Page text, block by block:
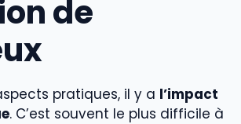
de
pratiques, il y a l’impact
. C’est souvent le plus difficile à